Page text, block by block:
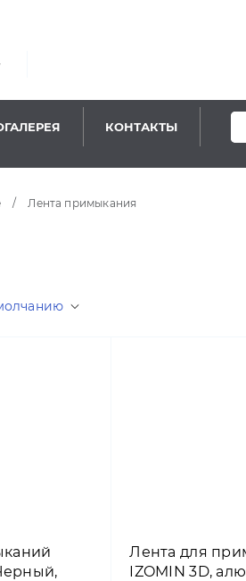
КОНТАКТЫ
/ Лента примыкания
Лента для
IZOMIN 3D,